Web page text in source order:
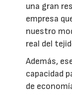
una gran
empresa
nuestro
real del
Además,
capacidad
de